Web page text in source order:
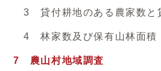
3 貸付耕地のある農家数と
4 林家数及び保有山林面積
7 農山村地域調査